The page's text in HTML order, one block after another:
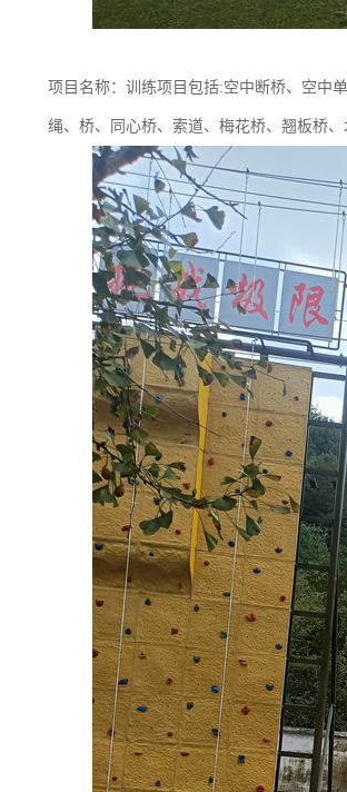
项目名称：训练项目包括:空中断桥、空中
绳、桥、同心桥、索道、梅花桥、翘板桥、